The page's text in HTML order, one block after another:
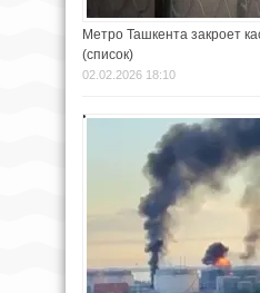
Метро Ташкента закроет
(список)
02.02.2026 18:10